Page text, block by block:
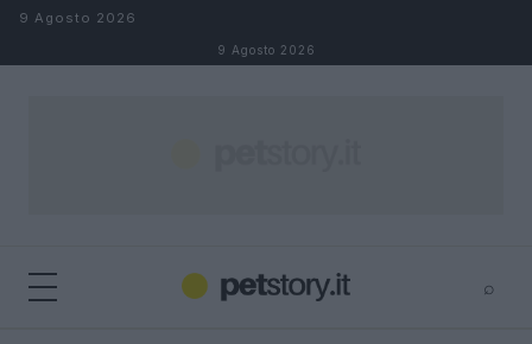
Salta al contenuto
9 Agosto 2026
9 Agosto 2026
⌕